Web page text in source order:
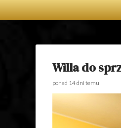
Willa do
ponad 14 dni temu